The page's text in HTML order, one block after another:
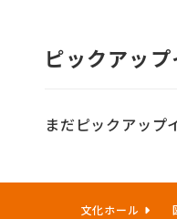
ピックアッ
まだピックアップ
文化ホール